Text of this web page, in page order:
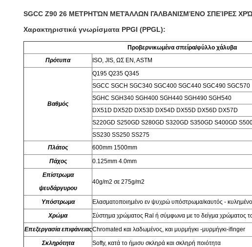
SGCC Z90 26 ΜΕΤΡΗΤΏΝ ΜΕΤΆΛΛΩΝ ΓΑΛΒΑΝΙΣΜΈΝΟ ΣΠΕΊΡΕΣ
Χαρακτηριστικά γνωρίσματα PPGI (PPGL):
Προβερνικωμένα σπείρα/φύλλο χάλυβα
Πρότυπα
ISO, JIS, ΩΣ EN ,ASTM
Βαθμός
Q195 Q235 Q345
SGCC SGCH SGC340 SGC400 SGC440 SGC490 SGC570
SGHC SGH340 SGH400 SGH440 SGH490 SGH540
DX51D DX52D DX53D DX54D DX55D DX56D DX57D
S220GD S250GD S280GD S320GD S350GD S400GD
SS230 SS250 SS275
Πλάτος
600mm 1500mm
Πάχος
0.125mm 4.0mm
Επίστρωμα
ψευδάργυρου
40g/m2 σε 275g/m2
Υπόστρωμα
Ελασματοποιημένο εν ψυχρώ υπόστρωμα/καυτός -
Χρώμα
Σύστημα χρώματος Ral ή σύμφωνα με το δείγμα χρώματος
Επεξεργασία επιφάνειαςChromated και λαδωμένος, και μυρμήγκι -μυρμήγκι-ifinger
Σκληρότητα
Softy, κατά το ήμισυ σκληρά και σκληρή ποιότητα